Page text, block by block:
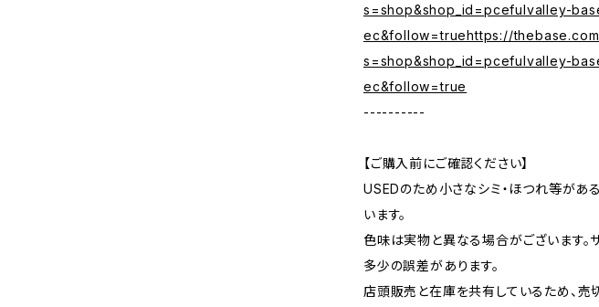
s=shop&shop_id=pcefulvalley-
ec&follow=truehttps://
s=shop&shop_id=pcefulvalley-
ec&follow=true
----------
【ご購入前にご確認ください】
USEDのため小さなシミ・ほつれ等があ
います。
色味は実物と異なる場合がございます。
多少の誤差があります。
店頭販売と在庫を共有しているため、売